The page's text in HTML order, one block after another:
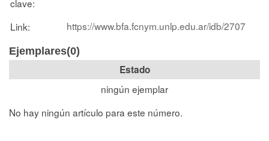
clave:
Link: https://www.bfa.fcnym.unlp.edu.ar/idb/2707
Ejemplares(0)
Estado
ningún ejemplar
No hay ningún artículo para este número.